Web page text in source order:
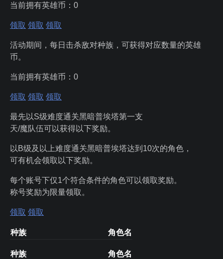
当前拥有英雄币： 0
领取 领取 领取
活动期间，每日击杀敌对种族，可获得对应数量的英雄
币。
当前拥有英雄币： 0
领取 领取 领取
最先以S级难度通关黑暗普埃塔第一支
天/魔队伍可以获得以下奖励。
以B级及以上难度通关黑暗普埃塔达到10次的角色，
可有机会领取以下奖励。
每个账号下仅1个符合条件的角色可以领取奖励。
称号奖励为限量领取。
领取 领取
种族 角色名
种族 角色名